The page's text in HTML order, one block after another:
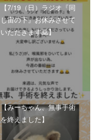
【7/19（日）ラジオ『同
じ宙の下』お休みさせて
いただきます🙇】
【みーちゃん、無事手術
を終えました】